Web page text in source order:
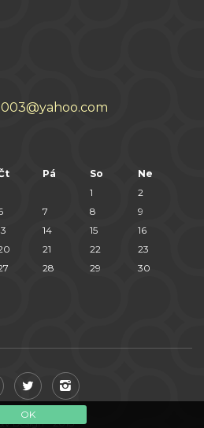
OK
Pá So
Ne
1
2
7 8
9
14 15
16
21 22
23
28 29
30
Design - 2018